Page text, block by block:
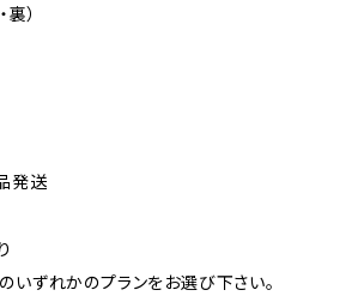
）
発送
ずれかのプランをお選び下さい。